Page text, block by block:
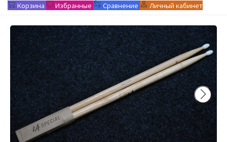
Корзина
Избранные Сравнение Личный кабинет